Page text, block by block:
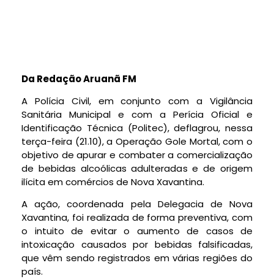
Da Redação Aruanã FM
A Polícia Civil, em conjunto com a Vigilância
Sanitária Municipal e com a Perícia Oficial e
Identificação Técnica (Politec), deflagrou, nessa
terça-feira (21.10), a Operação Gole Mortal, com o
objetivo de apurar e combater a comercialização
de bebidas alcoólicas adulteradas e de origem
ilícita em comércios de Nova Xavantina.
A ação, coordenada pela Delegacia de Nova
Xavantina, foi realizada de forma preventiva, com
o intuito de evitar o aumento de casos de
intoxicação causados por bebidas falsificadas,
que vêm sendo registrados em várias regiões do
país.